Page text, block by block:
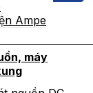
Ampe
máy